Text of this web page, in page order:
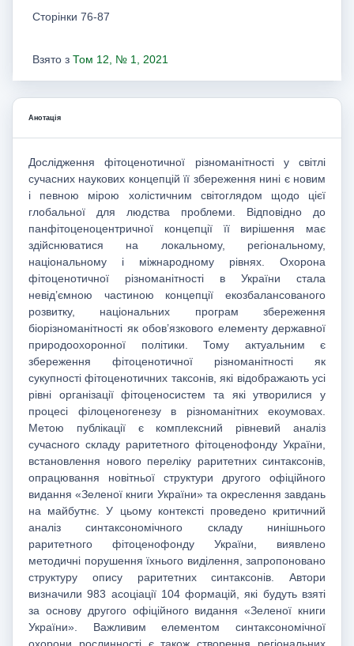
Сторінки 76-87
Взято з Том 12, № 1, 2021
Анотація
Дослідження фітоценотичної різноманітності у світлі
сучасних наукових концепцій її збереження нині є новим
і певною мірою холістичним світоглядом щодо цієї
глобальної для людства проблеми. Відповідно до
панфітоценоцентричної концепції її вирішення має
здійснюватися на локальному, регіональному,
національному і міжнародному рівнях. Охорона
фітоценотичної різноманітності в України стала
невід’ємною частиною концепції екозбалансованого
розвитку, національних програм збереження
біорізноманітності як обов’язкового елементу державної
природоохоронної політики. Тому актуальним є
збереження фітоценотичної різноманітності як
сукупності фітоценотичних таксонів, які відображають усі
рівні організації фітоценосистем та які утворилися у
процесі філоценогенезу в різноманітних екоумовах.
Метою публікації є комплексний рівневий аналіз
сучасного складу раритетного фітоценофонду України,
встановлення нового переліку раритетних синтаксонів,
опрацювання новітньої структури другого офіційного
видання «Зеленої книги України» та окреслення завдань
на майбутнє. У цьому контексті проведено критичний
аналіз синтаксономічного складу нинішнього
раритетного фітоценофонду України, виявлено
методичні порушення їхнього виділення, запропоновано
структуру опису раритетних синтаксонів. Автори
визначили 983 асоціації 104 формацій, які будуть взяті
за основу другого офіційного видання «Зеленої книги
України». Важливим елементом синтаксономічної